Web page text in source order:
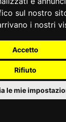
sul nostro
i nostri
Accetto
Rifiuto
le mie
fratelli Wright.
la celebre foto sulle
quando la
suo giorno.